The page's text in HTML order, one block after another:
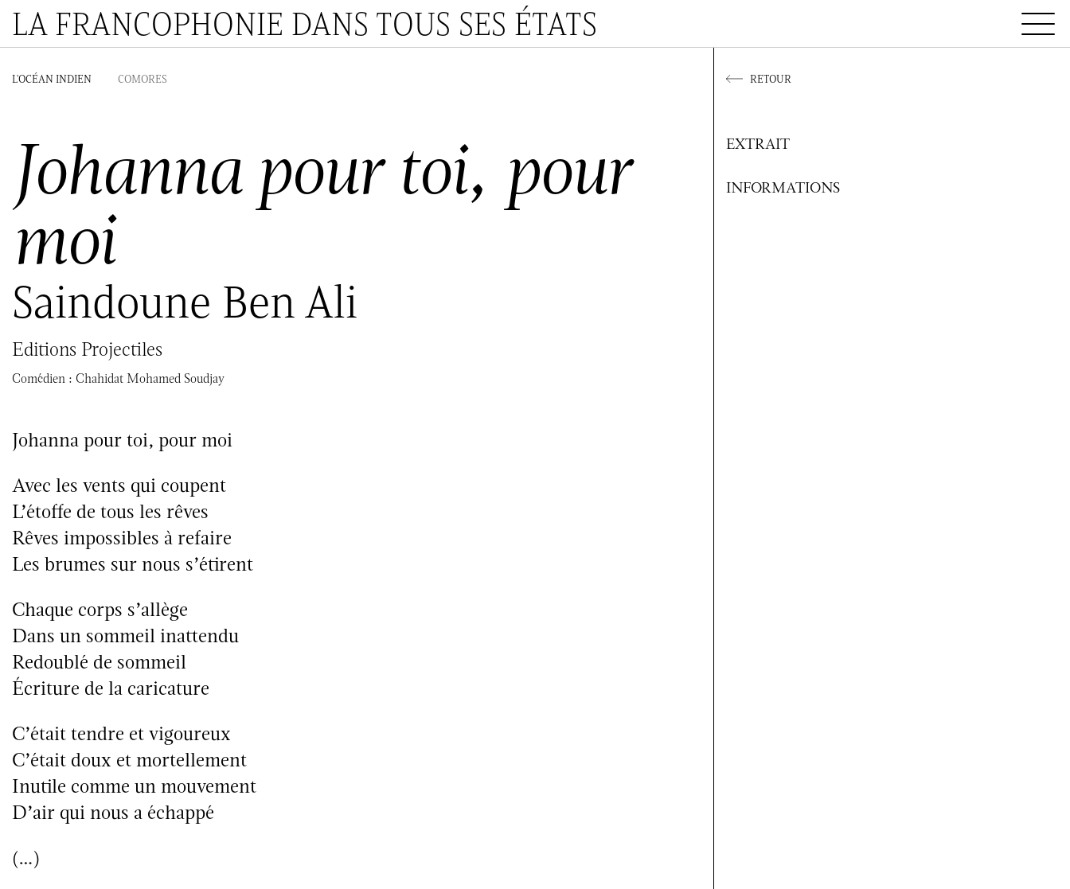
LA FRANCOPHONIE DANS TOUS SES ÉTATS
L'OCÉAN INDIEN COMORES
Johanna pour toi, pour
moi
Saindoune Ben Ali
Editions Projectiles
Comédien : Chahidat Mohamed Soudjay
Johanna pour toi, pour moi
Avec les vents qui coupent
L’étoffe de tous les rêves
Rêves impossibles à refaire
Les brumes sur nous s’étirent
Chaque corps s’allège
Dans un sommeil inattendu
Redoublé de sommeil
Écriture de la caricature
C’était tendre et vigoureux
C’était doux et mortellement
Inutile comme un mouvement
D’air qui nous a échappé
(…)
RETOUR
EXTRAIT
INFORMATIONS